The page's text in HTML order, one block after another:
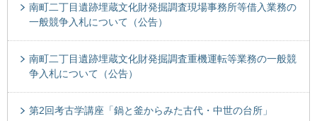
南町二丁目遺跡埋蔵文化財発掘調査現場事務所等借入業務の
一般競争入札について（公告）
南町二丁目遺跡埋蔵文化財発掘調査重機運転等業務の一般競
争入札について（公告）
第2回考古学講座「鍋と釜からみた古代・中世の台所」